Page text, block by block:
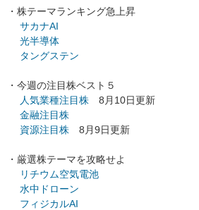
・株テーマランキング急上昇
サカナAI
光半導体
タングステン
・今週の注目株ベスト５
人気業種注目株 8月10日更新
金融注目株
資源注目株 8月9日更新
・厳選株テーマを攻略せよ
リチウム空気電池
水中ドローン
フィジカルAI